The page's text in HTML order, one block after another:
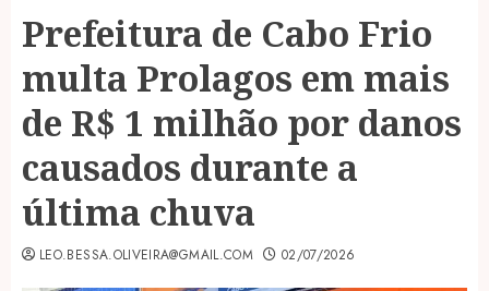
Prefeitura de Cabo Frio
multa Prolagos em mais
de R$ 1 milhão por danos
causados durante a
última chuva
LEO.BESSA.OLIVEIRA@GMAIL.COM 02/07/2026